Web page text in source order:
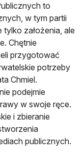
to
w tym partii
założenia, ale
Chętnie
przygotować
potrzeby
Chmiel.
podejmie
w swoje ręce.
i zbieranie
publicznych.